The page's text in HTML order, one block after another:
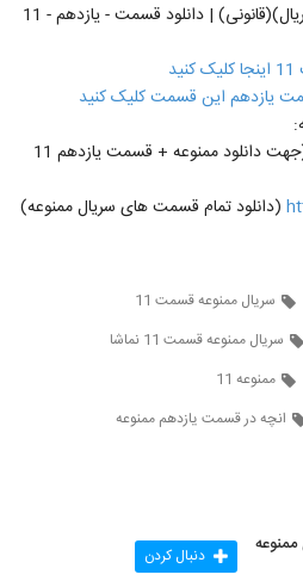
قسمت یازدهم سریال ممنوعه (سریال)(قانونی) | دانلود قسمت - یازدهم - 11
یازدهم این قسمت کلیک کنید
(جهت دانلود ممنوعه + قسمت یازدهم 11
(دانلود تمام قسمت های سریال ممنوعه)
سریال ممنوعه قسمت 11
سریال ممنوعه قسمت 11 نماشا
ممنوعه 11
انچه در قسمت یازدهم ممنوعه
دنبال کردن